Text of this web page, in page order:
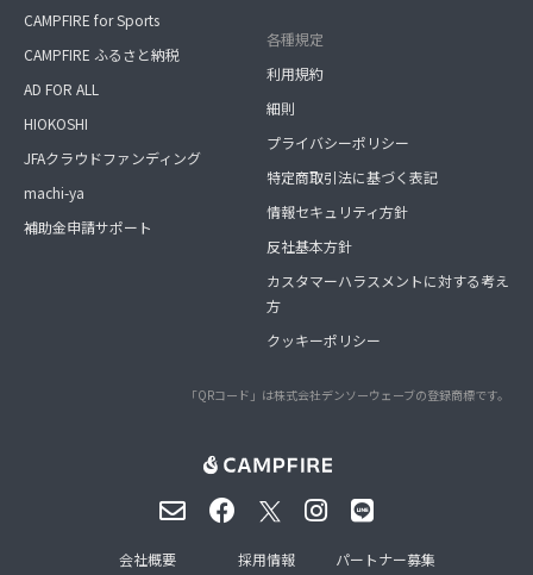
CAMPFIRE for Sports
CAMPFIRE ふるさと納税
AD FOR ALL
HIOKOSHI
JFAクラウドファンディング
machi-ya
補助金申請サポート
各種規定
利用規約
細則
プライバシーポリシー
特定商取引法に基づく表記
情報セキュリティ方針
反社基本方針
カスタマーハラスメントに対する考え
方
クッキーポリシー
「QRコード」は株式会社デンソーウェーブの登録商標です。
会社概要 採用情報 パートナー募集